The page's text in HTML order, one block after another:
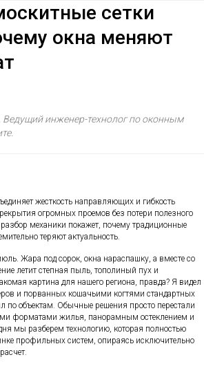
сетки
окна меняют
Ведущий инженер-технолог по оконным
жесткость направляющих и гибкость
огромных проемов без потери полезного
механики покажет, почему традиционные
теряют актуальность.
Жара под сорок, окна нараспашку, а вместе со
летит степная пыль, тополиный пух и
картина для нашего региона, правда? Я видел
и порванных кошачьими когтями стандартных
по объектам. Обычные решения просто перестали
форматами жилья, панорамным остеклением и
мы разберем технологию, которая полностью
профильных систем, опираясь исключительно